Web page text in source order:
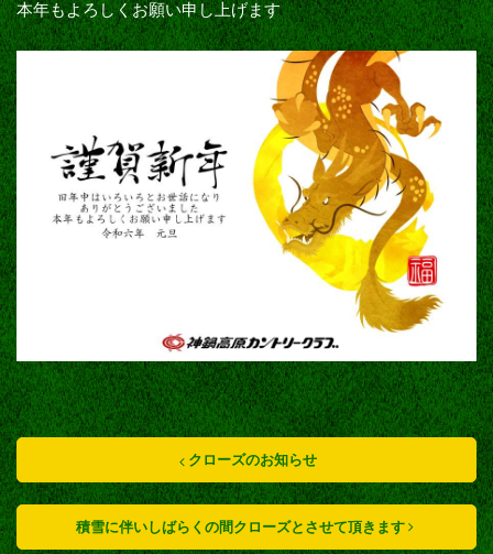
本年もよろしくお願い申し上げます
クローズのお知らせ
積雪に伴いしばらくの間クローズとさせて頂きます